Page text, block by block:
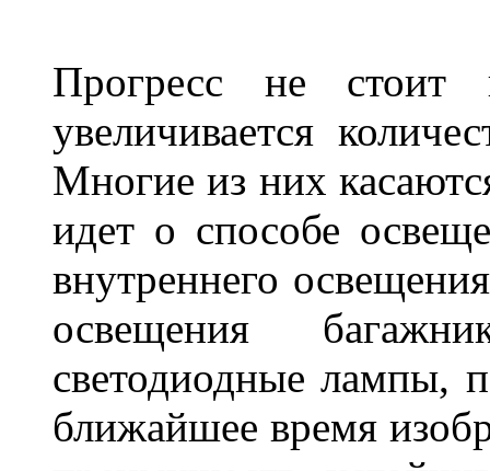
Прогресс не
увеличивается
Многие из них
идет о способе
внутреннего
освещения
светодиодные лампы,
ближайшее время